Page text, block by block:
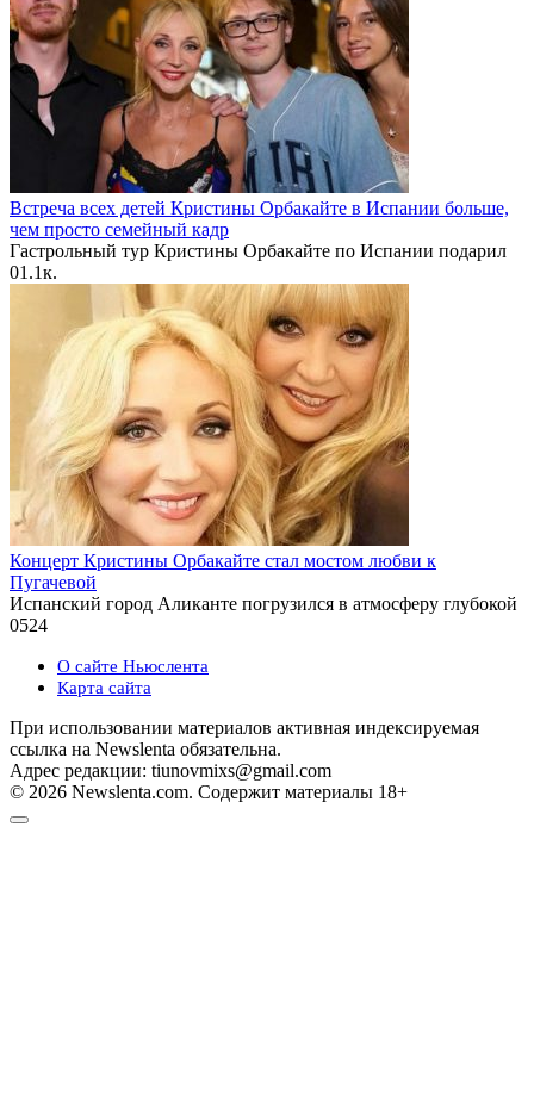
Встреча всех детей Кристины Орбакайте в Испании больше,
чем просто семейный кадр
Гастрольный тур Кристины Орбакайте по Испании подарил
01.1к.
Концерт Кристины Орбакайте стал мостом любви к
Пугачевой
Испанский город Аликанте погрузился в атмосферу глубокой
0524
О сайте Ньюслента
Карта сайта
При использовании материалов активная индексируемая
ссылка на Newslenta обязательна.
Адрес редакции: tiunovmixs@gmail.com
© 2026 Newslenta.com. Содержит материалы 18+